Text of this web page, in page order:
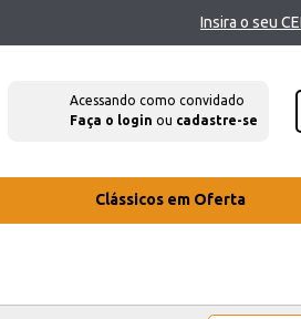
Insira o seu
Acessando como convidado
Faça o login ou cadastre-se
Clássicos em Oferta